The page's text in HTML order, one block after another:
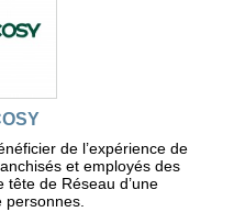
de l’expérience de
et employés des
tête de Réseau d’une
personnes.